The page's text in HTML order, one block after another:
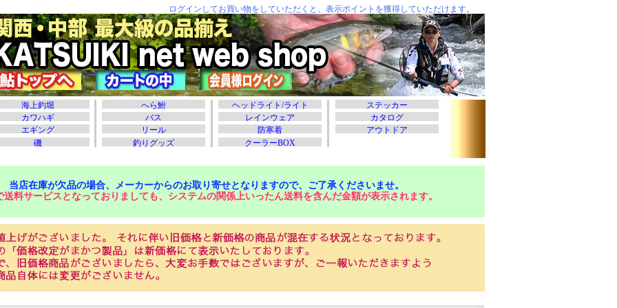
当店在庫が欠品の場合、メーカーからのお取り寄せとなりますので、ご了承くださいませ。
送料サービスとなっておりましても、システムの関係上いったん送料を含んだ金額が表示されます。